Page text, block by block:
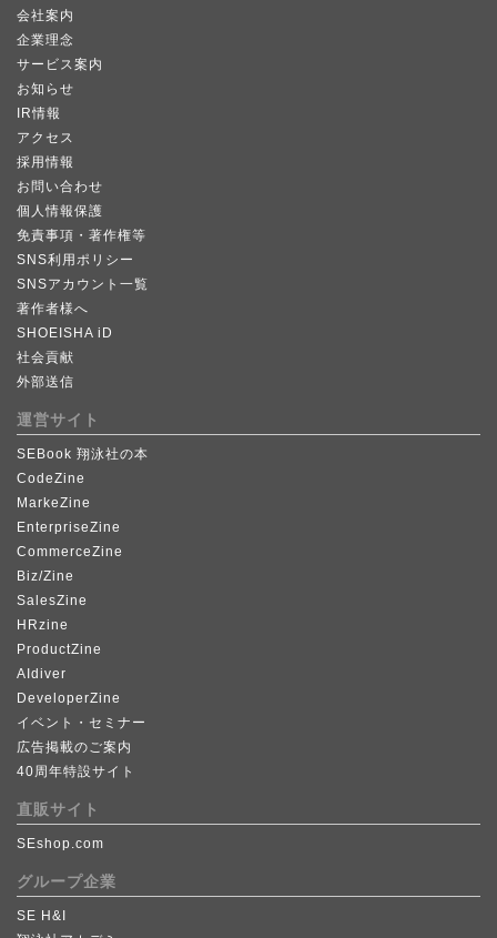
会社案内
企業理念
サービス案内
お知らせ
IR情報
アクセス
採用情報
お問い合わせ
個人情報保護
免責事項・著作権等
SNS利用ポリシー
SNSアカウント一覧
著作者様へ
SHOEISHA iD
社会貢献
外部送信
運営サイト
SEBook 翔泳社の本
CodeZine
MarkeZine
EnterpriseZine
CommerceZine
Biz/Zine
SalesZine
HRzine
ProductZine
AIdiver
DeveloperZine
イベント・セミナー
広告掲載のご案内
40周年特設サイト
直販サイト
SEshop.com
グループ企業
SE H&I